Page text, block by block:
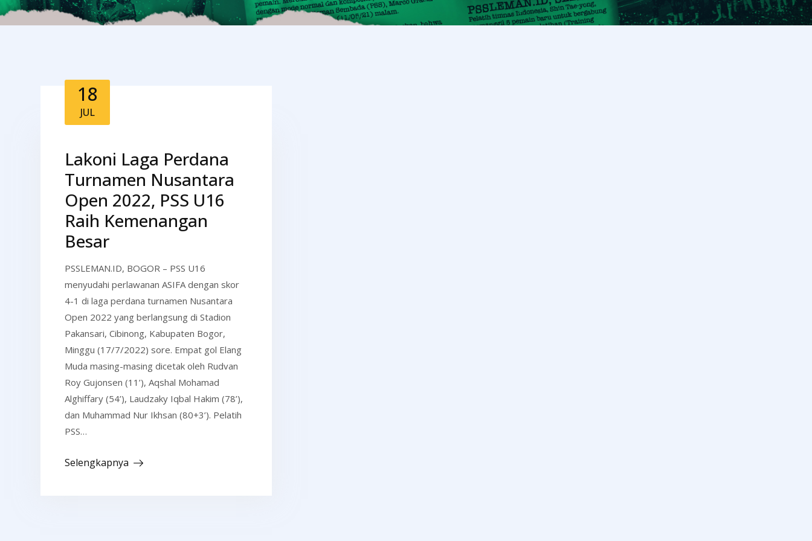
18
JUL
Lakoni Laga Perdana
Turnamen Nusantara
Open 2022, PSS U16
Raih Kemenangan
Besar
PSSLEMAN.ID, BOGOR – PSS U16
menyudahi perlawanan ASIFA dengan skor
4-1 di laga perdana turnamen Nusantara
Open 2022 yang berlangsung di Stadion
Pakansari, Cibinong, Kabupaten Bogor,
Minggu (17/7/2022) sore. Empat gol Elang
Muda masing-masing dicetak oleh Rudvan
Roy Gujonsen (11’), Aqshal Mohamad
Alghiffary (54’), Laudzaky Iqbal Hakim (78’),
dan Muhammad Nur Ikhsan (80+3’). Pelatih
PSS…
Selengkapnya